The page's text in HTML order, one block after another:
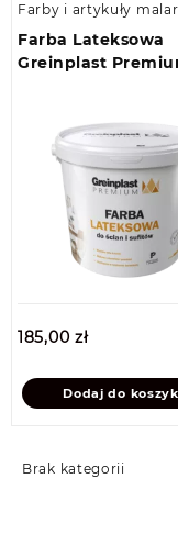
Brak kategorii
Farby i artykuły
Farba Lateksowa
Greinplast
185,00 zł
Dodaj do